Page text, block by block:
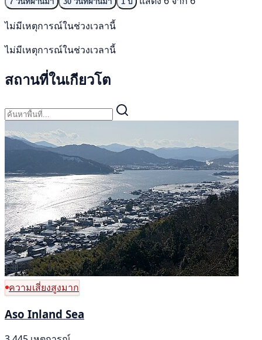
ไม่มีเหตุการณ์ในช่วงเวลานี้
ไม่มีเหตุการณ์ในช่วงเวลานี้
สถานที่ในเกียวโต
ความเสี่ยงสูงมาก
Aso Inland Sea